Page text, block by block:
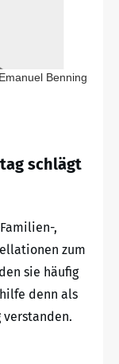
Emanuel Benning
schlägt
,
zum
sie häufig
denn als
verstanden.